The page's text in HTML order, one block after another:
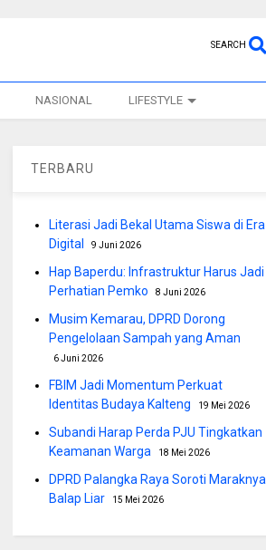
SEARCH
NASIONAL LIFESTYLE
TERBARU
Literasi Jadi Bekal Utama Siswa di Era
Digital
9 Juni 2026
Hap Baperdu: Infrastruktur Harus Jadi
Perhatian Pemko
8 Juni 2026
Musim Kemarau, DPRD Dorong
Pengelolaan Sampah yang Aman
6 Juni 2026
FBIM Jadi Momentum Perkuat
Identitas Budaya Kalteng
19 Mei 2026
Subandi Harap Perda PJU Tingkatkan
Keamanan Warga
18 Mei 2026
DPRD Palangka Raya Soroti Maraknya
Balap Liar
15 Mei 2026